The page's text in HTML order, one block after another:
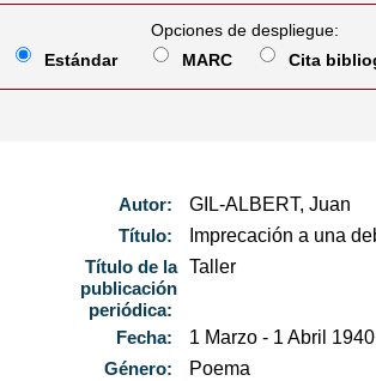
Opciones de despliegue:
Estándar
MARC Cita
Autor:
GIL-ALBERT, Juan
Título:
Imprecación a una
Título de la
publicación
periódica:
Taller
Fecha:
1 Marzo - 1 Abril 1940
Género:
Poema